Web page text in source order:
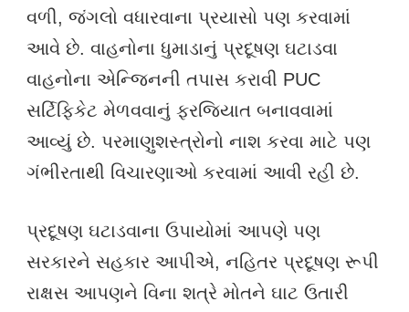
વળી, જંગલો વધારવાના પ્રયાસો પણ કરવામાં
આવે છે. વાહનોના ધુમાડાનું પ્રદૂષણ ઘટાડવા
વાહનોના એન્જિનની તપાસ કરાવી PUC
સર્ટિફિકેટ મેળવવાનું ફરજિયાત બનાવવામાં
આવ્યું છે. પરમાણુશસ્ત્રોનો નાશ કરવા માટે પણ
ગંભીરતાથી વિચારણાઓ કરવામાં આવી રહી છે.
પ્રદૂષણ ઘટાડવાના ઉપાયોમાં આપણે પણ
સરકારને સહકાર આપીએ, નહિતર પ્રદૂષણ રૂપી
રાક્ષસ આપણને વિના શત્રે મોતને ઘાટ ઉતારી